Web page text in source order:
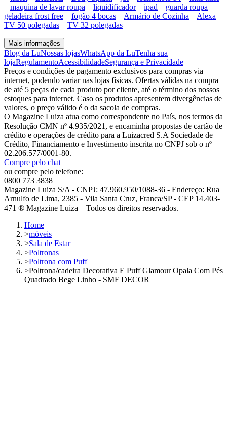
– maquina de lavar roupa – liquidificador– ipad – guarda roupa –
geladeira frost free – fogão 4 bocas – Armário de Cozinha – Alexa –
TV 50 polegadas – TV 32 polegadas
Mais informações
Blog da LuNossas lojasWhatsApp da LuTenha sua
lojaRegulamentoAcessibilidadeSegurança e Privacidade
Preços e condições de pagamento exclusivos para compras via
internet, podendo variar nas lojas físicas. Ofertas válidas na compra
de até 5 peças de cada produto por cliente, até o término dos nossos
estoques para internet. Caso os produtos apresentem divergências de
valores, o preço válido é o da sacola de compras.
O Magazine Luiza atua como correspondente no País, nos termos da
Resolução CMN nº 4.935/2021, e encaminha propostas de cartão de
crédito e operações de crédito para a Luizacred S.A Sociedade de
Crédito, Financiamento e Investimento inscrita no CNPJ sob o nº
02.206.577/0001-80.
Compre pelo chat
ou compre pelo telefone:
0800 773 3838
Magazine Luiza S/A - CNPJ: 47.960.950/1088-36 - Endereço: Rua
Arnulfo de Lima, 2385 - Vila Santa Cruz, Franca/SP - CEP 14.403-
471 ® Magazine Luiza – Todos os direitos reservados.
Home
>móveis
>Sala de Estar
>Poltronas
>Poltrona com Puff
>Poltrona/cadeira Decorativa E Puff Glamour Opala Com Pés
Quadrado Bege Linho - SMF DECOR